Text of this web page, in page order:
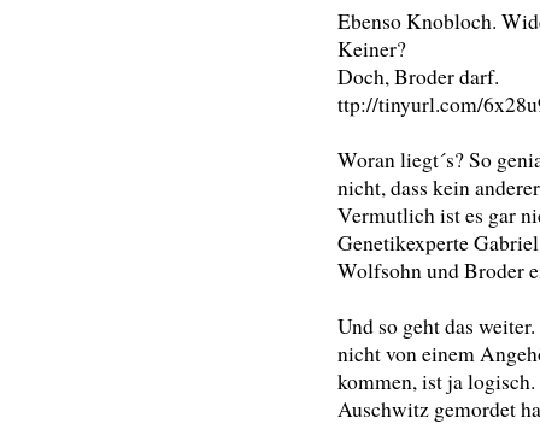
Ebenso Knobloch.
Keiner?
Doch, Broder darf.
ttp://tinyurl.com/
Woran liegt´s? So
nicht, dass kein
Vermutlich ist es gar
Genetikexperte
Wolfsohn und Broder
Und so geht das
nicht von einem
kommen, ist ja
Auschwitz gemordet